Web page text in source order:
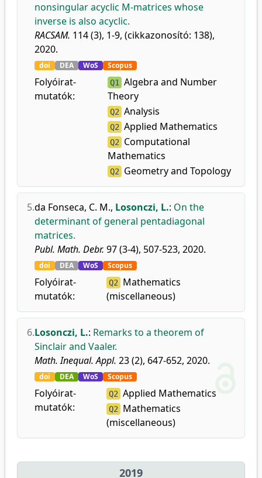
nonsingular acyclic M-matrices whose
inverse is also acyclic.
RACSAM. 114 (3), 1-9, (cikkazonosító: 138),
2020.
doi DEA WoS Scopus
Folyóirat-
mutatók:
Q1
Algebra and Number
Theory
Q2 Analysis
Q2 Applied Mathematics
Q2
Computational
Mathematics
Q2 Geometry and Topology
5.da Fonseca, C. M., Losonczi, L.: On the
determinant of general pentadiagonal
matrices.
Publ. Math. Debr. 97 (3-4), 507-523, 2020.
doi DEA WoS Scopus
Folyóirat-
mutatók:
Q2
Mathematics
(miscellaneous)
6.Losonczi, L.: Remarks to a theorem of
Sinclair and Vaaler.
Math. Inequal. Appl. 23 (2), 647-652, 2020.
doi DEA WoS Scopus
Folyóirat-
mutatók:
Q2 Applied Mathematics
Q2
Mathematics
(miscellaneous)
2019